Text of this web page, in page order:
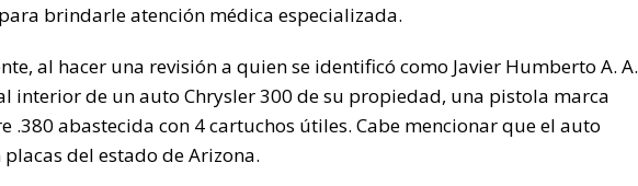
brindarle atención médica especializada.
al hacer una revisión a quien se identificó como Javier Humberto A. A.
interior de un auto Chrysler 300 de su propiedad, una pistola marca
.380 abastecida con 4 cartuchos útiles. Cabe mencionar que el auto
del estado de Arizona.